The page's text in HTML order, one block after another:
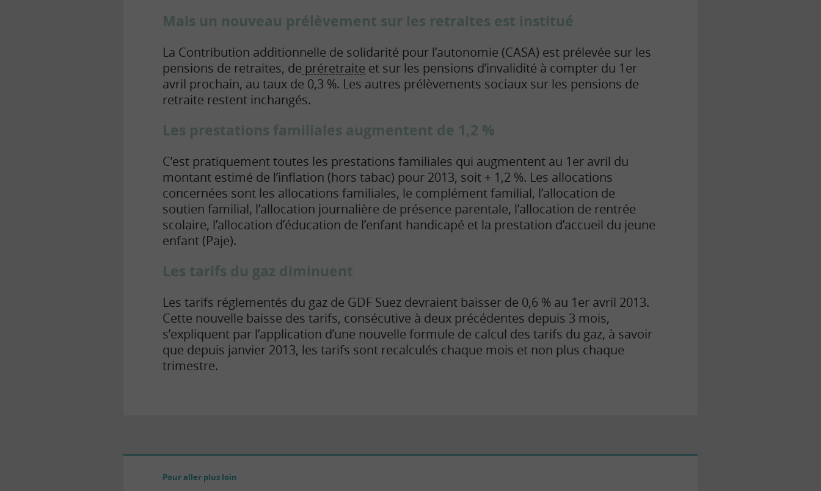
Mais un nouveau prélèvement sur les retraites est institué
La Contribution additionnelle de solidarité pour l’autonomie (CASA) est prélevée sur les
pensions de retraites, de préretraite et sur les pensions d’invalidité à compter du 1er
avril prochain, au taux de 0,3 %. Les autres prélèvements sociaux sur les pensions de
retraite restent inchangés.
Les prestations familiales augmentent de 1,2 %
C’est pratiquement toutes les prestations familiales qui augmentent au 1er avril du
montant estimé de l’inflation (hors tabac) pour 2013, soit + 1,2 %. Les allocations
concernées sont les allocations familiales, le complément familial, l’allocation de
soutien familial, l’allocation journalière de présence parentale, l’allocation de rentrée
scolaire, l’allocation d’éducation de l’enfant handicapé et la prestation d’accueil du jeune
enfant (Paje).
Les tarifs du gaz diminuent
Les tarifs réglementés du gaz de GDF Suez devraient baisser de 0,6 % au 1er avril 2013.
Cette nouvelle baisse des tarifs, consécutive à deux précédentes depuis 3 mois,
s’expliquent par l’application d’une nouvelle formule de calcul des tarifs du gaz, à savoir
que depuis janvier 2013, les tarifs sont recalculés chaque mois et non plus chaque
trimestre.
Pour aller plus loin